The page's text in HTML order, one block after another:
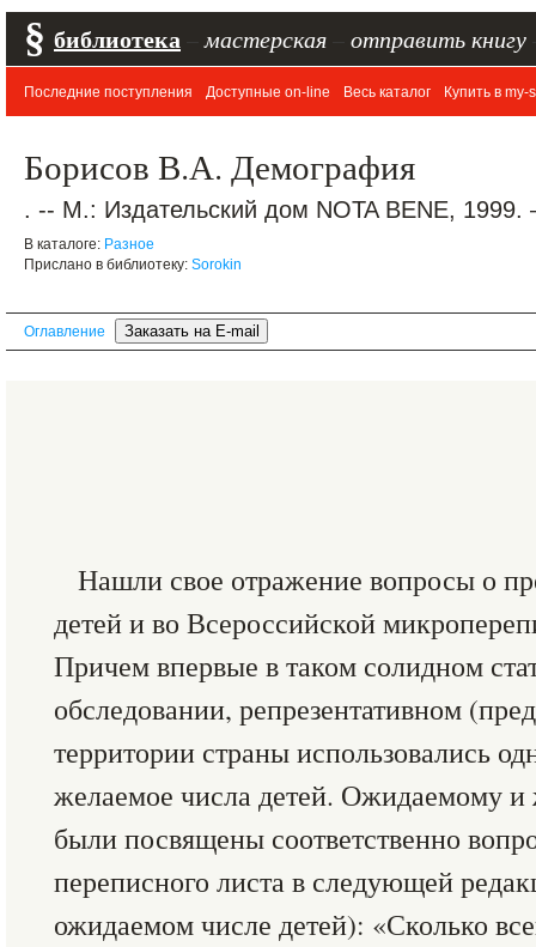
§ библиотека мастерская отправить книгу
Последние поступления Доступные on-line Весь каталог Купить в my-
Борисов В.А. Демография
. -- М.: Издательский дом NOTA BENE, 1999.
В каталоге: Разное
Прислано в библиотеку: Sorokin
Оглавление
Нашли свое отражение вопросы о
детей и во Всероссийской
Причем впервые в таком солидном
обследовании, репрезентативном
территории страны использовались
желаемое числа детей. Ожидаемому
были посвящены соответственно
переписного листа в следующей
ожидаемом числе детей): «Сколько